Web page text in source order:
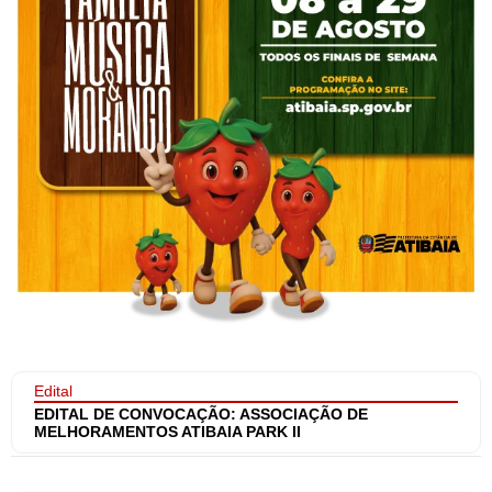
Edital
EDITAL DE CONVOCAÇÃO: ASSOCIAÇÃO DE
MELHORAMENTOS ATIBAIA PARK II